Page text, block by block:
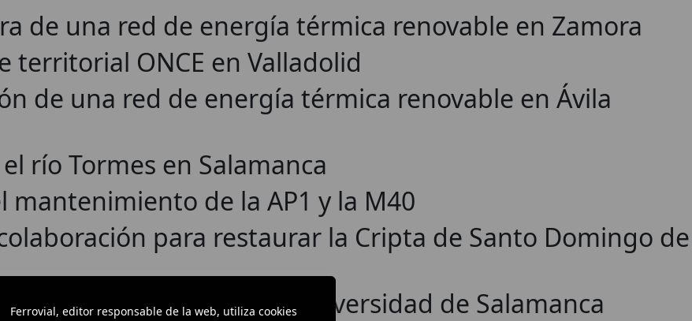
Ferrovial, editor responsable de la web, utiliza cookies
de una red de energía térmica renovable en Zamora
territorial ONCE en Valladolid
de una red de energía térmica renovable en Ávila
río Tormes en Salamanca
mantenimiento de la AP1 y la M40
para restaurar la Cripta de Santo Domingo de
San Bartolomé para la Universidad de Salamanca